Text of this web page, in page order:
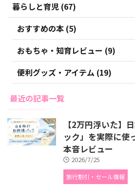
暮らしと育児 (67)
おすすめの本 (5)
おもちゃ・知育レビュー (9)
便利グッズ・アイテム (19)
最近の記事一覧
【2万円浮いた】
ック」を実際に使
本音レビュー
2026/7/25
旅行割引・セール情報